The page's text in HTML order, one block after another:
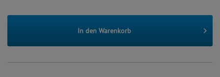
In den Warenkorb